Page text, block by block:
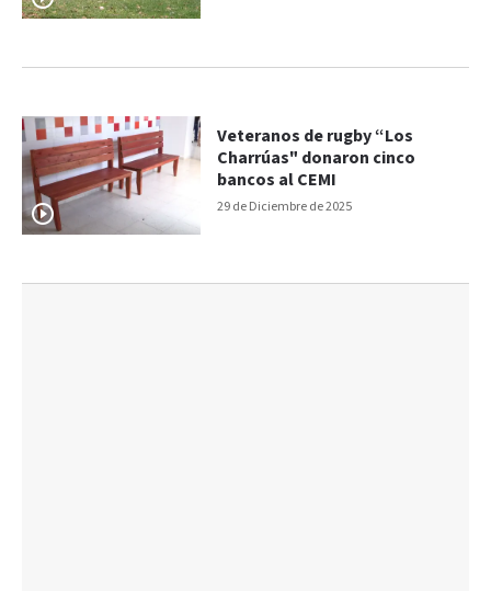
29 de Diciembre de 2025
Veteranos de rugby “Los
Charrúas" donaron cinco
bancos al CEMI